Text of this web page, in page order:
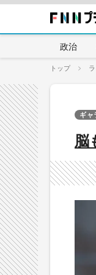
政治
トップ
脳
ギャ